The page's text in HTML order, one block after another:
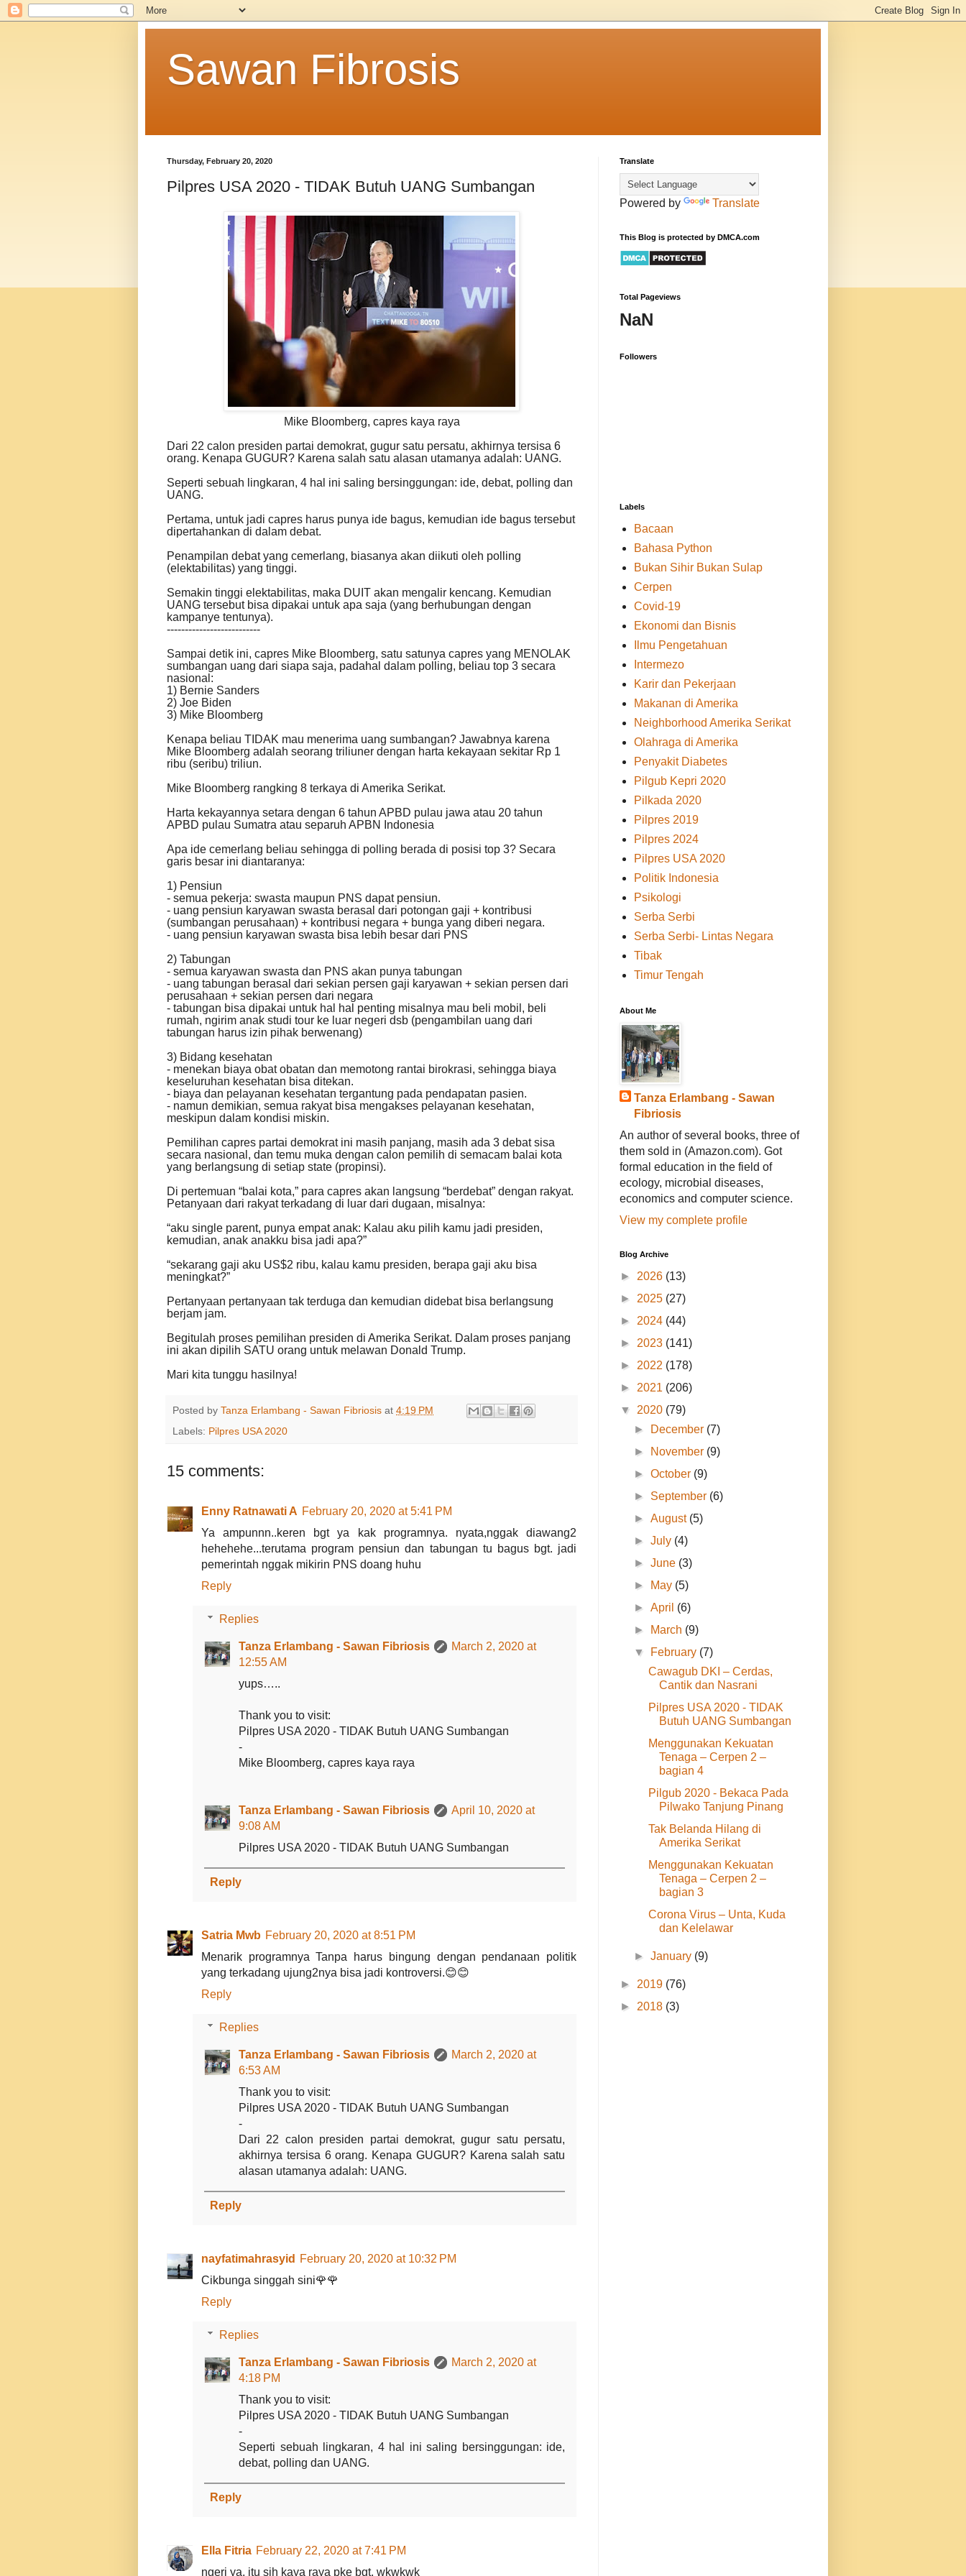
Sawan Fibrosis
Thursday, February 20, 2020
Pilpres USA 2020 - TIDAK Butuh UANG Sumbangan
Mike Bloomberg, capres kaya raya
Dari 22 calon presiden partai demokrat, gugur satu persatu, akhirnya tersisa 6
orang. Kenapa GUGUR? Karena salah satu alasan utamanya adalah: UANG.
Seperti sebuah lingkaran, 4 hal ini saling bersinggungan: ide, debat, polling dan
UANG.
Pertama, untuk jadi capres harus punya ide bagus, kemudian ide bagus tersebut
dipertahankan di dalam debat.
Penampilan debat yang cemerlang, biasanya akan diikuti oleh polling
(elektabilitas) yang tinggi.
Semakin tinggi elektabilitas, maka DUIT akan mengalir kencang. Kemudian
UANG tersebut bisa dipakai untuk apa saja (yang berhubungan dengan
kampanye tentunya).
--------------------------
Sampai detik ini, capres Mike Bloomberg, satu satunya capres yang MENOLAK
sumbangan uang dari siapa saja, padahal dalam polling, beliau top 3 secara
nasional:
1) Bernie Sanders
2) Joe Biden
3) Mike Bloomberg
Kenapa beliau TIDAK mau menerima uang sumbangan? Jawabnya karena
Mike Bloomberg adalah seorang triliuner dengan harta kekayaan sekitar Rp 1
ribu (seribu) triliun.
Mike Bloomberg rangking 8 terkaya di Amerika Serikat.
Harta kekayannya setara dengan 6 tahun APBD pulau jawa atau 20 tahun
APBD pulau Sumatra atau separuh APBN Indonesia
Apa ide cemerlang beliau sehingga di polling berada di posisi top 3? Secara
garis besar ini diantaranya:
1) Pensiun
- semua pekerja: swasta maupun PNS dapat pensiun.
- uang pensiun karyawan swasta berasal dari potongan gaji + kontribusi
(sumbangan perusahaan) + kontribusi negara + bunga yang diberi negara.
- uang pensiun karyawan swasta bisa lebih besar dari PNS
2) Tabungan
- semua karyawan swasta dan PNS akan punya tabungan
- uang tabungan berasal dari sekian persen gaji karyawan + sekian persen dari
perusahaan + sekian persen dari negara
- tabungan bisa dipakai untuk hal hal penting misalnya mau beli mobil, beli
rumah, ngirim anak studi tour ke luar negeri dsb (pengambilan uang dari
tabungan harus izin pihak berwenang)
3) Bidang kesehatan
- menekan biaya obat obatan dan memotong rantai birokrasi, sehingga biaya
keseluruhan kesehatan bisa ditekan.
- biaya dan pelayanan kesehatan tergantung pada pendapatan pasien.
- namun demikian, semua rakyat bisa mengakses pelayanan kesehatan,
meskipun dalam kondisi miskin.
Pemilihan capres partai demokrat ini masih panjang, masih ada 3 debat sisa
secara nasional, dan temu muka dengan calon pemilih di semacam balai kota
yang berlangsung di setiap state (propinsi).
Di pertemuan “balai kota,” para capres akan langsung “berdebat” dengan rakyat.
Petanyaan dari rakyat terkadang di luar dari dugaan, misalnya:
“aku single parent, punya empat anak: Kalau aku pilih kamu jadi presiden,
kemudian, anak anakku bisa jadi apa?”
“sekarang gaji aku US$2 ribu, kalau kamu presiden, berapa gaji aku bisa
meningkat?”
Pertanyaan pertanyaan tak terduga dan kemudian didebat bisa berlangsung
berjam jam.
Begitulah proses pemilihan presiden di Amerika Serikat. Dalam proses panjang
ini akan dipilih SATU orang untuk melawan Donald Trump.
Mari kita tunggu hasilnya!
Posted by Tanza Erlambang - Sawan Fibriosis at 4:19 PM
Labels: Pilpres USA 2020
15 comments:
Enny Ratnawati A February 20, 2020 at 5:41 PM
Ya ampunnn..keren bgt ya kak programnya. nyata,nggak diawang2
hehehehe...terutama program pensiun dan tabungan tu bagus bgt. jadi
pemerintah nggak mikirin PNS doang huhu
Reply
Replies
Tanza Erlambang - Sawan Fibriosis
March 2, 2020 at
12:55 AM
yups…..
Thank you to visit:
Pilpres USA 2020 - TIDAK Butuh UANG Sumbangan
-
Mike Bloomberg, capres kaya raya
Tanza Erlambang - Sawan Fibriosis
April 10, 2020 at
9:08 AM
Pilpres USA 2020 - TIDAK Butuh UANG Sumbangan
Reply
Satria Mwb February 20, 2020 at 8:51 PM
Menarik programnya Tanpa harus bingung dengan pendanaan politik
yang terkadang ujung2nya bisa jadi kontroversi.😊😊
Reply
Replies
Tanza Erlambang - Sawan Fibriosis
March 2, 2020 at
6:53 AM
Thank you to visit:
Pilpres USA 2020 - TIDAK Butuh UANG Sumbangan
-
Dari 22 calon presiden partai demokrat, gugur satu persatu,
akhirnya tersisa 6 orang. Kenapa GUGUR? Karena salah satu
alasan utamanya adalah: UANG.
Reply
nayfatimahrasyid
February 20, 2020 at 10:32 PM
Cikbunga singgah sini🌹🌹
Reply
Replies
Tanza Erlambang - Sawan Fibriosis
March 2, 2020 at
4:18 PM
Thank you to visit:
Pilpres USA 2020 - TIDAK Butuh UANG Sumbangan
-
Seperti sebuah lingkaran, 4 hal ini saling bersinggungan: ide,
debat, polling dan UANG.
Reply
Ella Fitria February 22, 2020 at 7:41 PM
ngeri ya, itu sih kaya raya pke bgt. wkwkwk
Translate
Powered by Translate
This Blog is protected by DMCA.com
Total Pageviews
NaN
Followers
Labels
Bacaan
Bahasa Python
Bukan Sihir Bukan Sulap
Cerpen
Covid-19
Ekonomi dan Bisnis
Ilmu Pengetahuan
Intermezo
Karir dan Pekerjaan
Makanan di Amerika
Neighborhood Amerika Serikat
Olahraga di Amerika
Penyakit Diabetes
Pilgub Kepri 2020
Pilkada 2020
Pilpres 2019
Pilpres 2024
Pilpres USA 2020
Politik Indonesia
Psikologi
Serba Serbi
Serba Serbi- Lintas Negara
Tibak
Timur Tengah
About Me
Tanza Erlambang - Sawan
Fibriosis
An author of several books, three of
them sold in (Amazon.com). Got
formal education in the field of
ecology, microbial diseases,
economics and computer science.
View my complete profile
Blog Archive
► 2026 (13)
► 2025 (27)
► 2024 (44)
► 2023 (141)
► 2022 (178)
► 2021 (206)
▼ 2020 (79)
►
December (7)
►
November (9)
►October (9)
► September (6)
►August (5)
►July (4)
►June (3)
►
May (5)
►April (6)
►
March (9)
▼
February (7)
Cawagub DKI – Cerdas,
Cantik dan Nasrani
Pilpres USA 2020 - TIDAK
Butuh UANG Sumbangan
Menggunakan Kekuatan
Tenaga – Cerpen 2 –
bagian 4
Pilgub 2020 - Bekaca Pada
Pilwako Tanjung Pinang
Tak Belanda Hilang di
Amerika Serikat
Menggunakan Kekuatan
Tenaga – Cerpen 2 –
bagian 3
Corona Virus – Unta, Kuda
dan Kelelawar
►January (9)
► 2019 (76)
► 2018 (3)